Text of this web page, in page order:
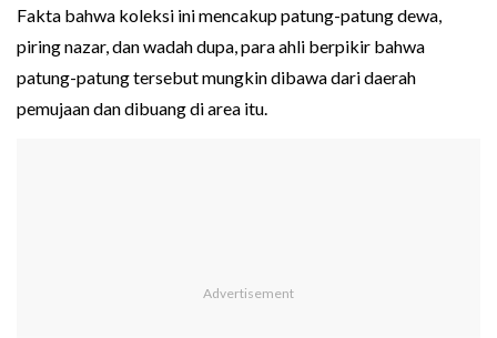
Fakta bahwa koleksi ini mencakup patung-patung dewa,
piring nazar, dan wadah dupa, para ahli berpikir bahwa
patung-patung tersebut mungkin dibawa dari daerah
pemujaan dan dibuang di area itu.